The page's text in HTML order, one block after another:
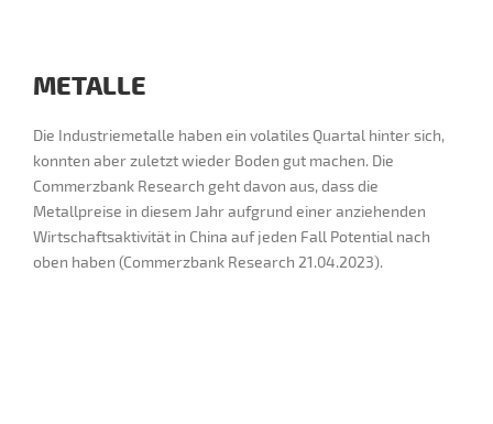
METALLE
Die Industriemetalle haben ein volatiles Quartal hinter sich,
konnten aber zuletzt wieder Boden gut machen. Die
Commerzbank Research geht davon aus, dass die
Metallpreise in diesem Jahr aufgrund einer anziehenden
Wirtschaftsaktivität in China auf jeden Fall Potential nach
oben haben (Commerzbank Research 21.04.2023).